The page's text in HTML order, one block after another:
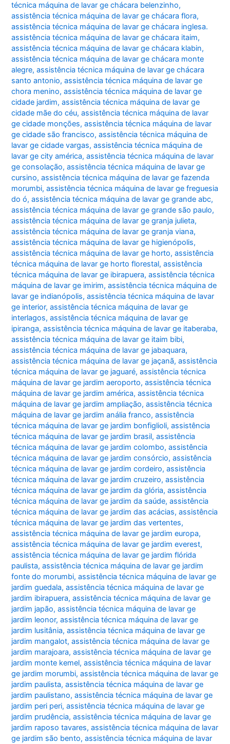
técnica máquina de lavar ge chácara belenzinho,
assistência técnica máquina de lavar ge chácara flora,
assistência técnica máquina de lavar ge chácara inglesa.
assistência técnica máquina de lavar ge chácara itaim,
assistência técnica máquina de lavar ge chácara klabin,
assistência técnica máquina de lavar ge chácara monte
alegre,assistência técnica máquina de lavar ge chácara
santo antonio,assistência técnica máquina de lavar ge
chora menino,assistência técnica máquina de lavar ge
cidade jardim,assistência técnica máquina de lavar ge
cidade mãe do céu,assistência técnica máquina de lavar
ge cidade monções,assistência técnica máquina de lavar
ge cidade são francisco,assistência técnica máquina de
lavar ge cidade vargas,assistência técnica máquina de
lavar ge city américa,assistência técnica máquina de lavar
ge consolação,assistência técnica máquina de lavar ge
cursino,assistência técnica máquina de lavar ge fazenda
morumbi,assistência técnica máquina de lavar ge freguesia
do ó,assistência técnica máquina de lavar ge grande abc,
assistência técnica máquina de lavar ge grande são paulo,
assistência técnica máquina de lavar ge granja julieta,
assistência técnica máquina de lavar ge granja viana,
assistência técnica máquina de lavar ge higienópolis,
assistência técnica máquina de lavar ge horto,assistência
técnica máquina de lavar ge horto florestal,assistência
técnica máquina de lavar ge ibirapuera,assistência técnica
máquina de lavar ge imirim,assistência técnica máquina de
lavar ge indianópolis,assistência técnica máquina de lavar
ge interior,assistência técnica máquina de lavar ge
interlagos,assistência técnica máquina de lavar ge
ipiranga,assistência técnica máquina de lavar ge itaberaba,
assistência técnica máquina de lavar ge itaim bibi,
assistência técnica máquina de lavar ge jabaquara,
assistência técnica máquina de lavar ge jaçanã,assistência
técnica máquina de lavar ge jaguaré,assistência técnica
máquina de lavar ge jardim aeroporto,assistência técnica
máquina de lavar ge jardim américa,assistência técnica
máquina de lavar ge jardim ampliação,assistência técnica
máquina de lavar ge jardim anália franco,assistência
técnica máquina de lavar ge jardim bonfiglioli,assistência
técnica máquina de lavar ge jardim brasil,assistência
técnica máquina de lavar ge jardim colombo,assistência
técnica máquina de lavar ge jardim consórcio,assistência
técnica máquina de lavar ge jardim cordeiro,assistência
técnica máquina de lavar ge jardim cruzeiro,assistência
técnica máquina de lavar ge jardim da glória,assistência
técnica máquina de lavar ge jardim da saúde,assistência
técnica máquina de lavar ge jardim das acácias,assistência
técnica máquina de lavar ge jardim das vertentes,
assistência técnica máquina de lavar ge jardim europa,
assistência técnica máquina de lavar ge jardim everest,
assistência técnica máquina de lavar ge jardim flórida
paulista,assistência técnica máquina de lavar ge jardim
fonte do morumbi,assistência técnica máquina de lavar ge
jardim guedala,assistência técnica máquina de lavar ge
jardim ibirapuera,assistência técnica máquina de lavar ge
jardim japão,assistência técnica máquina de lavar ge
jardim leonor,assistência técnica máquina de lavar ge
jardim lusitânia,assistência técnica máquina de lavar ge
jardim mangalot,assistência técnica máquina de lavar ge
jardim marajoara,assistência técnica máquina de lavar ge
jardim monte kemel,assistência técnica máquina de lavar
ge jardim morumbi,assistência técnica máquina de lavar ge
jardim paulista,assistência técnica máquina de lavar ge
jardim paulistano,assistência técnica máquina de lavar ge
jardim peri peri,assistência técnica máquina de lavar ge
jardim prudência,assistência técnica máquina de lavar ge
jardim raposo tavares,assistência técnica máquina de lavar
ge jardim são bento,assistência técnica máquina de lavar